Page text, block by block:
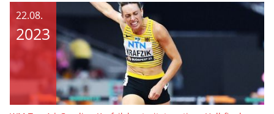
22.08.
2023